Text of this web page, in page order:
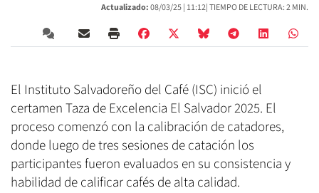
Actualizado:08/03/25 | 11:12| TIEMPO DE LECTURA: 2 MIN.
El Instituto Salvadoreño del Café (ISC) inició el
certamen Taza de Excelencia El Salvador 2025. El
proceso comenzó con la calibración de catadores,
donde luego de tres sesiones de catación los
participantes fueron evaluados en su consistencia y
habilidad de calificar cafés de alta calidad.